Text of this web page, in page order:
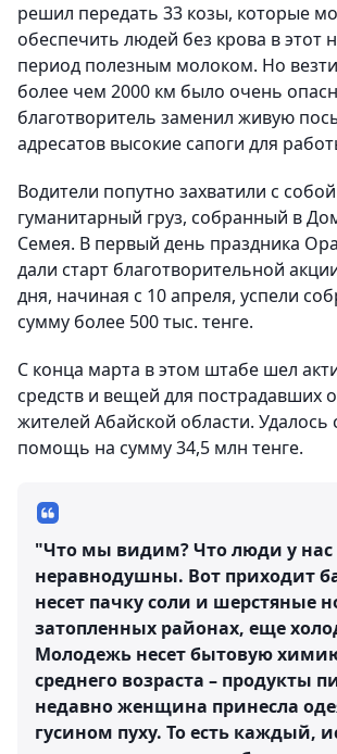
решил передать 33 козы, которые
обеспечить людей без крова в этот
период полезным молоком. Но везти
более чем 2000 км было очень
благотворитель заменил живую
адресатов высокие сапоги для
Водители попутно захватили с
гуманитарный груз, собранный в
Семея. В первый день праздника
дали старт благотворительной
дня, начиная с 10 апреля, успели
сумму более 500 тыс. тенге.
С конца марта в этом штабе шел
средств и вещей для пострадавших
жителей Абайской области.
помощь на сумму 34,5 млн тенге.
"Что мы видим? Что люди у нас
неравнодушны. Вот приходит
несет пачку соли и шерстяные
затопленных районах, еще
Молодежь несет бытовую
среднего возраста – продукты
недавно женщина принесла
гусином пуху. То есть каждый,